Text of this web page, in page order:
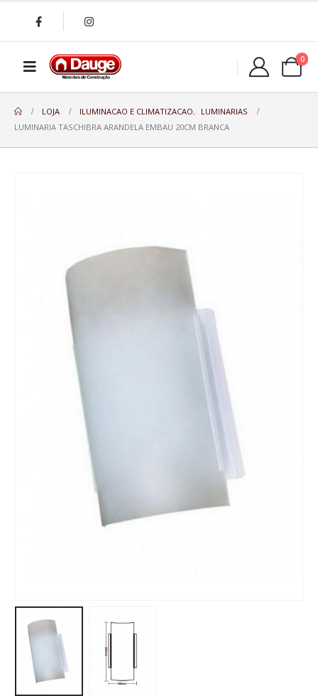
0
LOJA ILUMINACAO E CLIMATIZACAO,
LUMINARIAS
LUMINARIA TASCHIBRA ARANDELA EMBAU 20CM BRANCA